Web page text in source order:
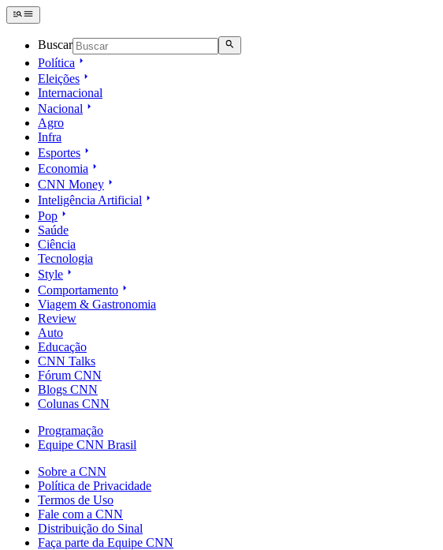
Buscar
Política
Eleições
Internacional
Nacional
Agro
Infra
Esportes
Economia
CNN Money
Inteligência Artificial
Pop
Saúde
Ciência
Tecnologia
Style
Comportamento
Viagem & Gastronomia
Review
Auto
Educação
CNN Talks
Fórum CNN
Blogs CNN
Colunas CNN
Programação
Equipe CNN Brasil
Sobre a CNN
Política de Privacidade
Termos de Uso
Fale com a CNN
Distribuição do Sinal
Faça parte da Equipe CNN